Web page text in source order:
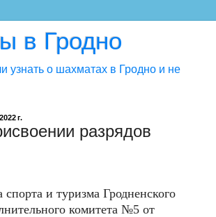
в Гродно
узнать о шахматах в Гродно и не
г.
разрядов
и туризма Гродненского
комитета №5 от